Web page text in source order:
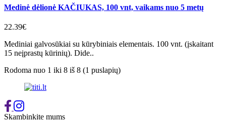
Medinė dėlionė KAČIUKAS, 100 vnt, vaikams nuo 5 metų
22.39€
Mediniai galvosūkiai su kūrybiniais elementais. 100 vnt. (įskaitant
15 neįprastų kūrinių). Dide..
Rodoma nuo 1 iki 8 iš 8 (1 puslapių)
Skambinkite mums